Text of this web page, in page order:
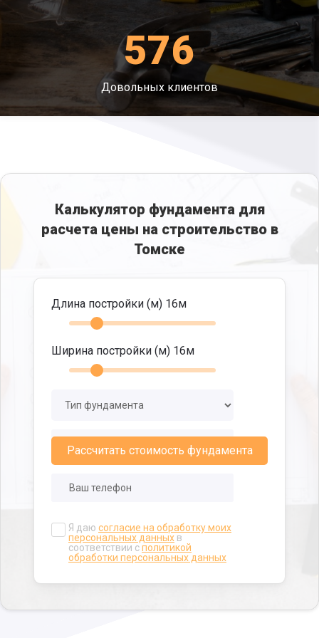
достигнуть равномерного распределения веса
по площади, где возводилась ограда и уйти от
Размывание - поддерживает грунт от
случаев вымывания.
Затопления – не дает воде затекать под
каркас и допустить недочетов.
576
Довольных клиентов
Калькулятор фундамента для
расчета цены на строительство в
Томске
Длина постройки (м) 16м
Ширина постройки (м) 16м
Я даю согласие на обработку моих
персональных данных в
соответствии сполитикой
обработки персональных данных
Рассчитать стоимость фундамента